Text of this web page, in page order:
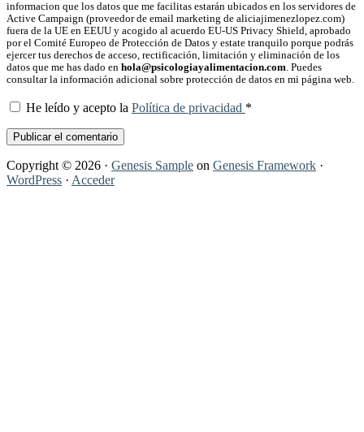
informacion que los datos que me facilitas estarán ubicados en los servidores de
Active Campaign (proveedor de email marketing de aliciajimenezlopez.com)
fuera de la UE en EEUU y acogido al acuerdo EU-US Privacy Shield, aprobado
por el Comité Europeo de Protección de Datos y estate tranquilo porque podrás
ejercer tus derechos de acceso, rectificación, limitación y eliminación de los
datos que me has dado en hola@psicologiayalimentacion.com. Puedes
consultar la información adicional sobre protección de datos en mi página web.
He leído y acepto la Política de privacidad *
Copyright © 2026 · Genesis Sample on Genesis Framework ·
WordPress · Acceder